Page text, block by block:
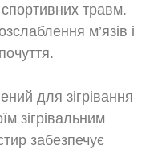
травм.
м’язів і
для зігрівання
зігрівальним
забезпечує